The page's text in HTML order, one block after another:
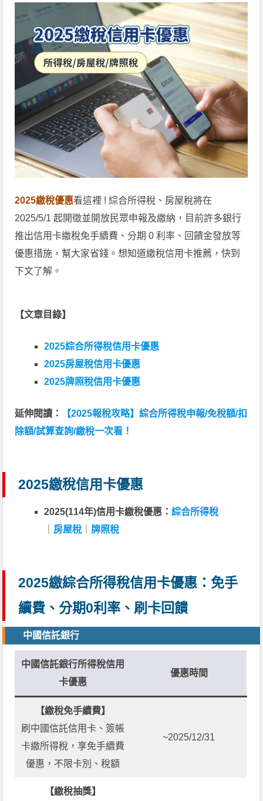
2025繳稅優惠看這裡 ! 綜合所得稅、房屋稅將在
2025/5/1 起開徵並開放民眾申報及繳納，目前許多銀行
推出信用卡繳稅免手續費、分期 0 利率、回饋金發放等
優惠措施，幫大家省錢。想知道繳稅信用卡推薦，快到
下文了解。
【文章目錄】
2025綜合所得稅信用卡優惠
2025房屋稅信用卡優惠
2025牌照稅信用卡優惠
延伸閱讀：
【2025報稅攻略】綜合所得稅申報/免稅額/扣
除額/試算查詢/繳稅一次看！
2025繳稅信用卡優惠
2025(114年)信用卡繳稅優惠：綜合所得稅
房屋稅 牌照稅
2025繳綜合所得稅信用卡優惠：免手
續費、分期0利率、刷卡回饋
中國信託銀行
中國信託銀行所得稅信用
卡優惠
優惠時間
【繳稅免手續費】
刷中國信託信用卡、簽帳
卡繳所得稅，享免手續費
優惠，不限卡別、稅額
~2025/12/31
【繳稅抽獎】